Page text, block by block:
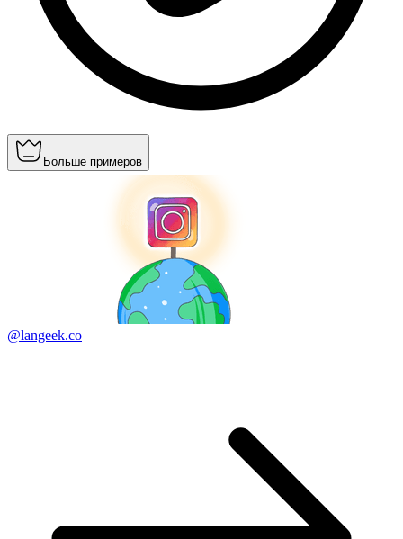
Больше примеров
@langeek.co